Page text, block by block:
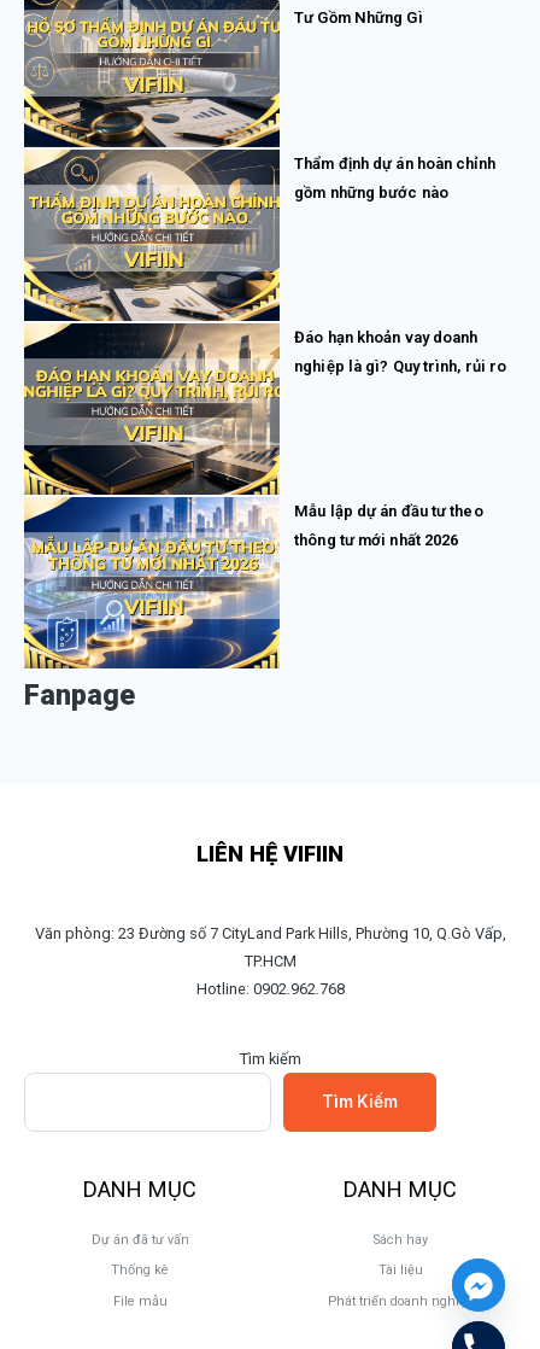
Tư Gồm Những Gì
Thẩm định dự án hoàn chỉnh
gồm những bước nào
Đáo hạn khoản vay doanh
nghiệp là gì? Quy trình, rủi ro
Mẫu lập dự án đầu tư theo
thông tư mới nhất 2026
Fanpage
LIÊN HỆ VIFIIN
Văn phòng: 23 Đường số 7 CityLand Park Hills, Phường 10, Q.Gò Vấp,
TP.HCM
Hotline: 0902.962.768
Tìm kiếm
Tìm Kiếm
DANH MỤC
Dự án đã tư vấn
Thống kê
File mẫu
DANH MỤC
Sách hay
Tài liệu
Phát triển doanh nghiệp